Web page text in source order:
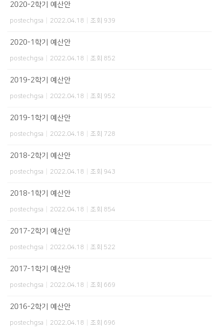
2020-2학기 예산안
postechgsa 2022.04.18 조회 939
2020-1학기 예산안
postechgsa 2022.04.18 조회 852
2019-2학기 예산안
postechgsa 2022.04.18 조회 952
2019-1학기 예산안
postechgsa 2022.04.18 조회 728
2018-2학기 예산안
postechgsa 2022.04.18 조회 943
2018-1학기 예산안
postechgsa 2022.04.18 조회 854
2017-2학기 예산안
postechgsa 2022.04.18 조회 522
2017-1학기 예산안
postechgsa 2022.04.18 조회 669
2016-2학기 예산안
postechgsa 2022.04.18 조회 696